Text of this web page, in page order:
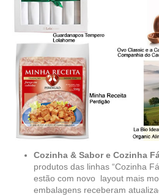
Cozinha & Sabor e Cozinha
produtos das linhas “Cozinha
estão com novo layout mais
embalagens receberam